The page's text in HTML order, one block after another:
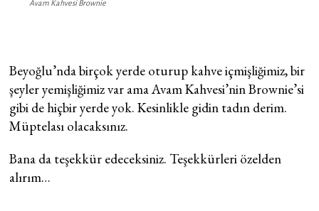
Avam Kahvesi Brownie
Beyoğlu’nda birçok yerde oturup kahve içmişliğimiz, bir
şeyler yemişliğimiz var ama Avam Kahvesi’nin Brownie’si
gibi de hiçbir yerde yok. Kesinlikle gidin tadın derim.
Müptelası olacaksınız.
Bana da teşekkür edeceksiniz. Teşekkürleri özelden
alırım…